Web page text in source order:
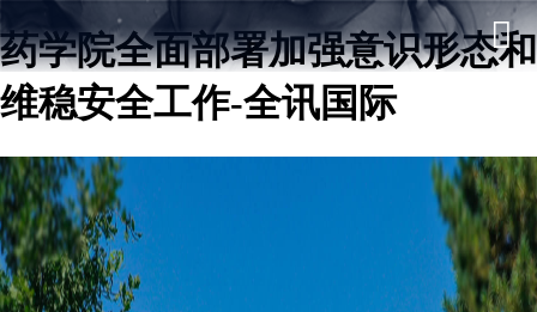
药学院全面部署加强意识形态和
维稳安全工作-全讯国际